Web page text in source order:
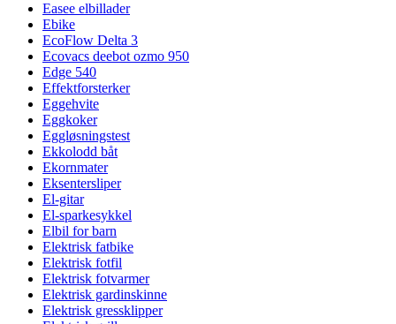
Easee elbillader
Ebike
EcoFlow Delta 3
Ecovacs deebot ozmo 950
Edge 540
Effektforsterker
Eggehvite
Eggkoker
Eggløsningstest
Ekkolodd båt
Ekornmater
Eksentersliper
El-gitar
El-sparkesykkel
Elbil for barn
Elektrisk fatbike
Elektrisk fotfil
Elektrisk fotvarmer
Elektrisk gardinskinne
Elektrisk gressklipper